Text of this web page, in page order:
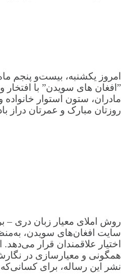
امروز یکشنبه، بیست‌و پنجم
”افغان های سویدن” با افتخار
مادران، ستون استوار
روزتان مبارک و عمرتان دراز
روش املای معیار زبان دری –
اختیار علاقمندان قرار
همگونی و معیارسازی در
نشر این رساله، برای کسانی‌که